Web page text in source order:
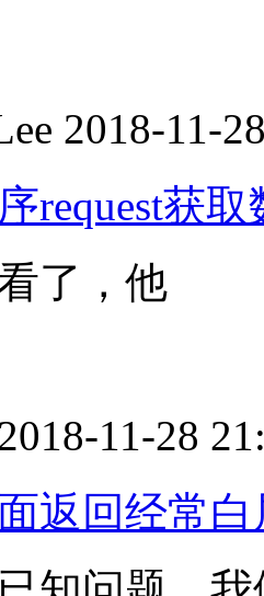
2018-11-
request获取
了，他
11-28
返回经常白